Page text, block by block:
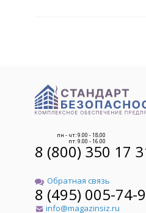
пн - чт: 9.00 - 18.00
пт: 9.00 - 16.00
8 (800) 350 17
Обратная связь
8 (495) 005-74-
info@magazinsiz.ru